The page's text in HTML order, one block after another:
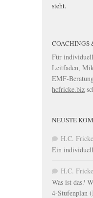
steht.
COACHINGS
Für
Leitfaden,
EMF-
hcfricke.biz
NEUSTE
H.C. Fricke
Ein
H.C. Fricke
Was ist das?
4-Stufenplan